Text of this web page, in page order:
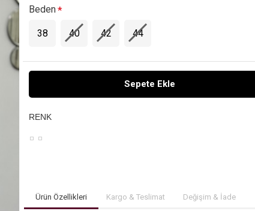
Beden
38 40 42 44
Sepete Ekle
RENK
Ürün Özellikleri Kargo & Teslimat Değişim & İade